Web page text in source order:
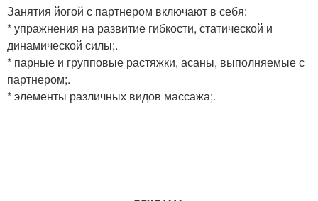
Занятия йогой с партнером включают в себя:
* упражнения на развитие гибкости, статической и
динамической силы;.
* парные и групповые растяжки, асаны, выполняемые с
партнером;.
* элементы различных видов массажа;.